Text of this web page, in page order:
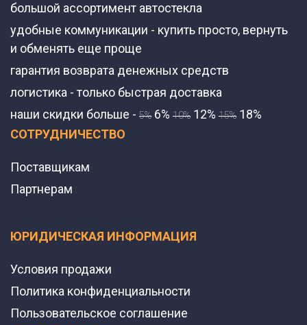
большой ассортимент автостекла
удобные коммуникации - купить просто, вернуть
и обменять еще проще
гарантия возврата денежных средств
логистика - только быстрая доставка
наши скидки больше - 5% 6% 10% 12% 15% 18%
СОТРУДНИЧЕСТВО
Поставщикам
Партнерам
ЮРИДИЧЕСКАЯ ИНФОРМАЦИЯ
Условия продажи
Политика конфиденциальности
Пользовательское соглашение